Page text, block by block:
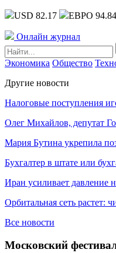
USD 82.17 ЕВРО 94.84
Онлайн журнал
Экономика Общество
Другие новости
Налоговые поступления
Олег Михайлов, депутат
Мария Бутина укрепила
Бухгалтер в штате или
Иран усиливает давление
Орбитальная сеть растет:
Все новости
Московский